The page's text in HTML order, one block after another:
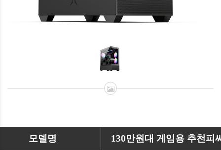
모델명 130만원대 게임용 추천피